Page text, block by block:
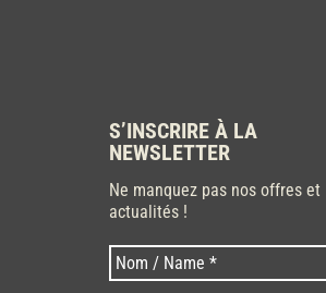
S’INSCRIRE À LA
NEWSLETTER
Ne manquez pas nos offres et
actualités !
Nom *